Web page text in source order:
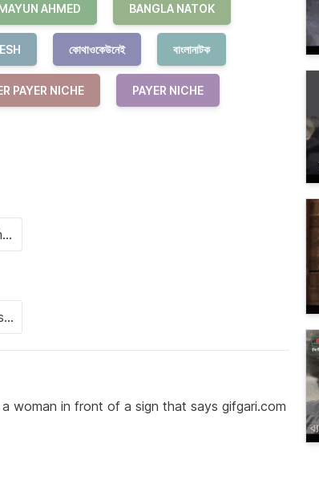
AHMED BANGLA NATOK
কোথাওকেউনেই বাংলানাটক
PAYER NICHE PAYER NICHE
in front of a sign that says gifgari.com